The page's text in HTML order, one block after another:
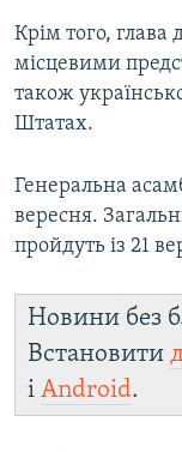
Крім того, глава
місцевими
також
Штатах.
Генеральна
вересня.
пройдуть із 21
Новини без
Встановити
і Android.